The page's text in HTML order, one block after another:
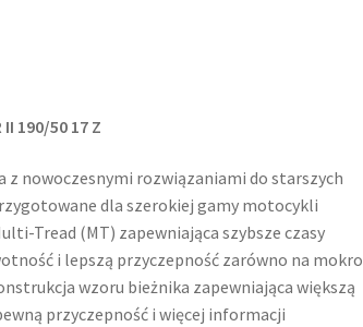
II 190/50 17 Z
z nowoczesnymi rozwiązaniami do starszych
dla szerokiej gamy motocykli
Tread (MT) zapewniająca szybsze czasy
i lepszą przyczepność zarówno na mokro
wzoru bieżnika zapewniająca większą
przyczepność i więcej informacji